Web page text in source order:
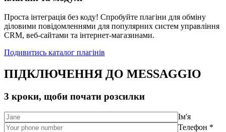
Проста інтеграція без коду! Спробуйте плагіни для обміну
діловими повідомленнями для популярних систем управління
CRM, веб-сайтами та інтернет-магазинами.
Подивитись каталог плагінів
ПІДКЛЮЧЕННЯ ДО MESSAGGIO
3 кроки, щоби почати розсилки
Ім'я
Телефон *